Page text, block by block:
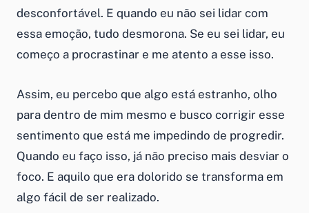
desconfortável. E quando eu não sei lidar com
essa emoção, tudo desmorona. Se eu sei lidar, eu
começo a procrastinar e me atento a esse isso.
Assim, eu percebo que algo está estranho, olho
para dentro de mim mesmo e busco corrigir esse
sentimento que está me impedindo de progredir.
Quando eu faço isso, já não preciso mais desviar o
foco. E aquilo que era dolorido se transforma em
algo fácil de ser realizado.